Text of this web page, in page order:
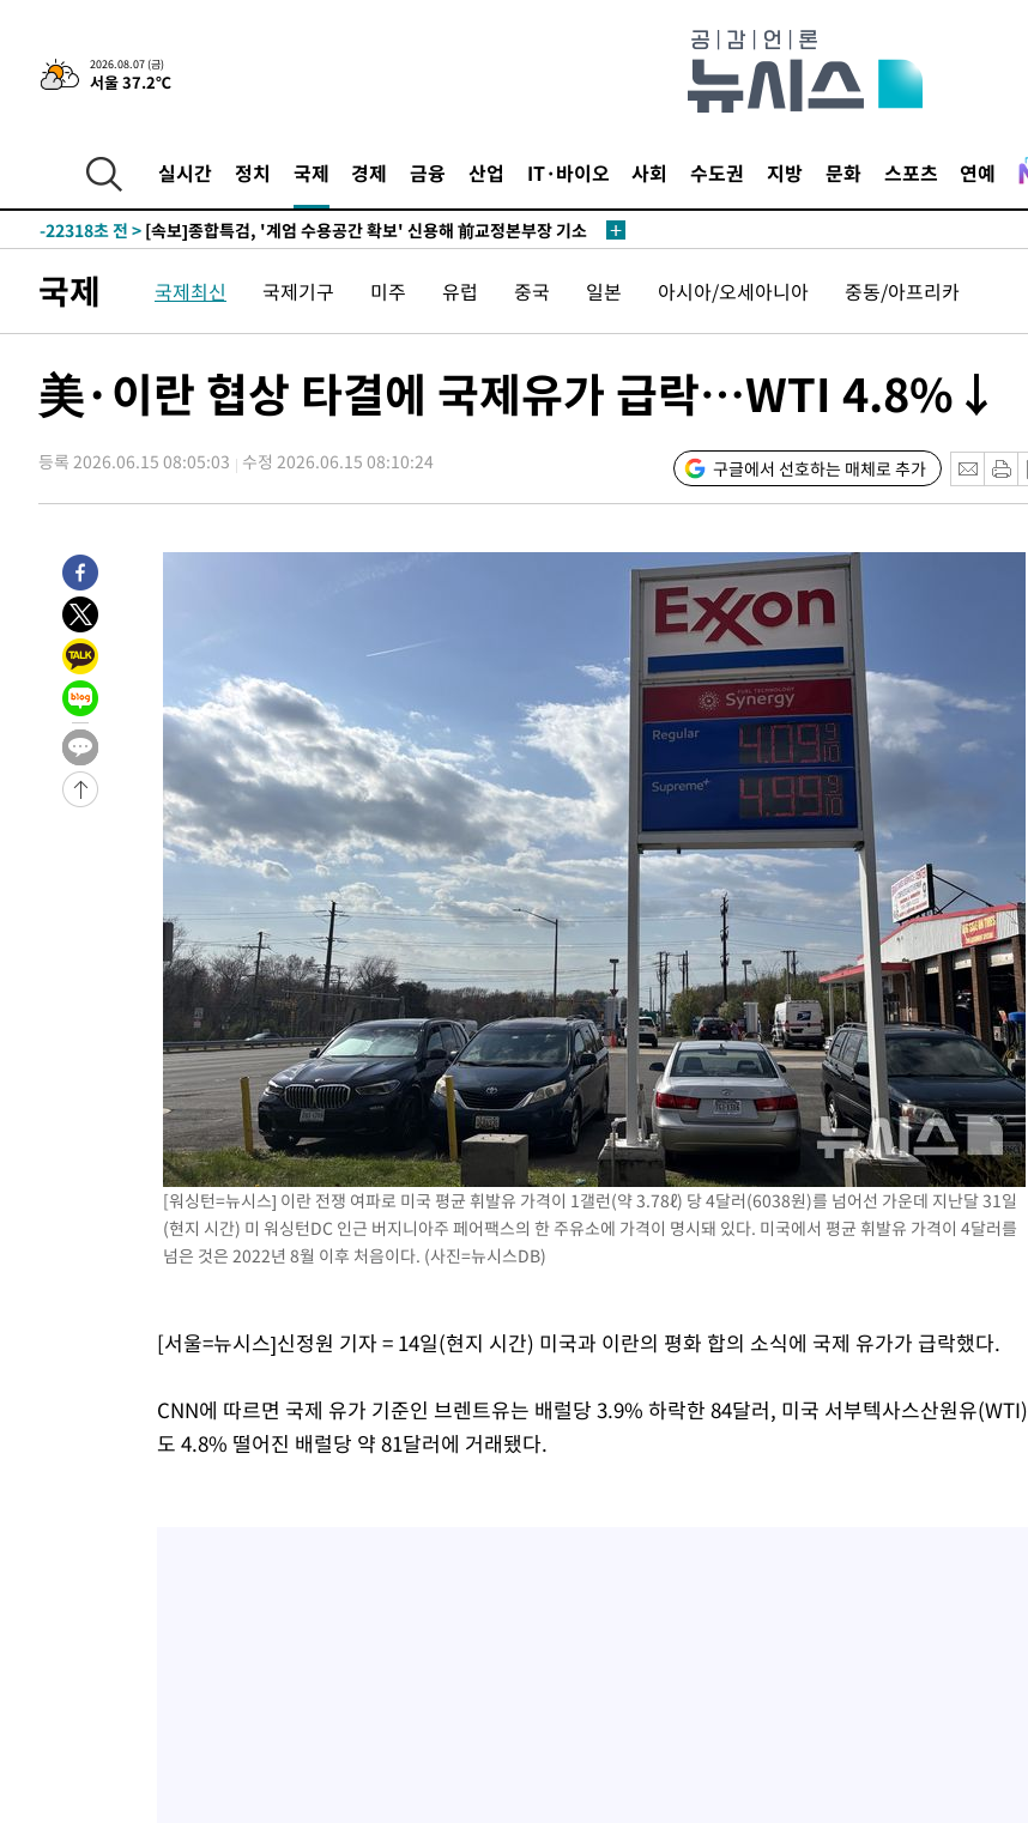
2026.08.07 (금)
서울 37.2℃
실시간 정치 국제 경제 금융 산업 IT·바이오 사회 수도권 지방 문화 스포츠 연예
-25672초 전 >외국인 심판 성 접대 7경기 들여다보니…한국 축구 '5승 2무'
-25406초 전 > [속보]코스닥, 2.86포인트(0.36%) 내린 798.81마감
-25339초 전 >
[속보]원·달러 환율, 7.7원 내린 1416.1원 마감
-25228초 전 >
-22318초 전 > [속보]종합특검, '계엄 수용공간 확보' 신용해 前교정본부장 기소
-21162초 전 >
11시간 압수수색에 성접대 파문까지…'쑥대밭' 된 축구협회
-20184초 전 >[속보]규제합리화위원회 부위원장에 김태유 서울대 공대 교수…이
-11867초 전 >
[속보] 7월 중국 수출 23.9%↑ 수입 27.5%↑…무역총액
-8893초 전 >[속보]종합특검, '관저이전 봐주기 감사' 유병호 구속기소
-5493초 전 >민주 콩고 에볼라환자 4천명 돌파, 4053명 발생 1850명 사망
-3937초 전 >
-2450초 전 >
-31277초 전 >
-29583초 전 >
SK하이닉스, 용인·청주 팹에 54조 투자…"AI 메모리 수요 선제 대
응"
-26439초 전 >
여자배구 이재영·이다영 자매, 아제르바이잔 투란VC 입단
-25692초 전 >
외국인 심판 성 접대 7경기 들여다보니…한국 축구 '5승 2무'
-25426초 전 >
[속보]코스닥, 2.86포인트(0.36%) 내린 798.81마감
-25379초 전 >
[속보]코스피, 6200선 약보합…0.60% 내린 6258.77에 마쳐
[속보]원·달러 환율, 7.7원 내린 1416.1원 마감
[속보] 노원서 40.1도 관측…서울, 2018년 이후 첫 40도
[속보]종합특검, '계엄 수용공간 확보' 신용해 前교정본부장 기소
외신들도 주목한 韓축구 파문…"국민적 공분에 수사 재개"
11시간 압수수색에 성접대 파문까지…'쑥대밭' 된 축구협회
[속보]규제합리화위원회 부위원장에 김태유 서울대 공대 교수…이
[속보]국힘 윤리위, '돌려차기 발언' 진종오·서범수 징계 절차 개시
[속보] 7월 중국 수출 23.9%↑ 수입 27.5%↑…무역총액
[속보]'채상병 순직 책임' 임성근, 항소심도 징역 3년
[속보]종합특검, '관저이전 봐주기 감사' 유병호 구속기소
민주 콩고 에볼라환자 4천명 돌파, 4053명 발생 1850명 사망
[속보]'300억원대 사기 혐의' 차가원 대표 구속 송치
"미 전국적 살모네라 식중독 원인은 멕시코산 할라피뇨"-- CDC
[속보]경찰·노동부, HL만도 평택사업장 끼임 사망 관련 압수수색
국제 국제최신 국제기구 미주 유럽 중국 일본 아시아/오세아니아 중동/아프리카
美·이란 협상 타결에 국제유가 급락…WTI 4.8%↓
등록 2026.06.15 08:05:03 수정 2026.06.15 08:10:24 구글에서 선호하는 매체로 추가
[워싱턴=뉴시스] 이란 전쟁 여파로 미국 평균 휘발유 가격이 1갤런(약 3.78ℓ) 당 4달러(6038원)를 넘어선 가운데 지난달 31일
(현지 시간) 미 워싱턴DC 인근 버지니아주 페어팩스의 한 주유소에 가격이 명시돼 있다. 미국에서 평균 휘발유 가격이 4달러를
넘은 것은 2022년 8월 이후 처음이다. (사진=뉴시스DB)
[서울=뉴시스]신정원 기자 = 14일(현지 시간) 미국과 이란의 평화 합의 소식에 국제 유가가 급락했다.
CNN에 따르면 국제 유가 기준인 브렌트유는 배럴당 3.9% 하락한 84달러, 미국 서부텍사스산원유(WTI)
도 4.8% 떨어진 배럴당 약 81달러에 거래됐다.